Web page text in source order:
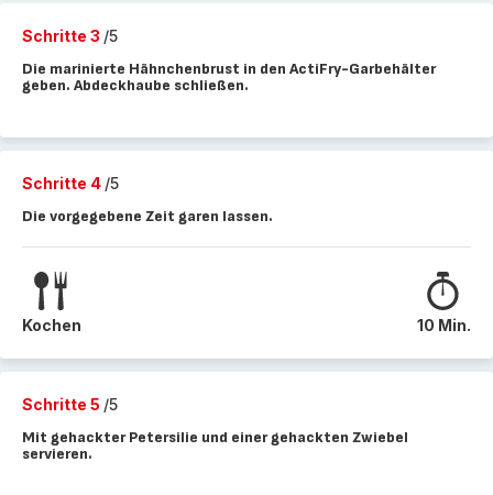
Schritte 3 /5
Die marinierte Hähnchenbrust in den ActiFry-Garbehälter
geben. Abdeckhaube schließen.
Schritte 4 /5
Die vorgegebene Zeit garen lassen.
Kochen 10 Min.
Schritte 5 /5
Mit gehackter Petersilie und einer gehackten Zwiebel
servieren.